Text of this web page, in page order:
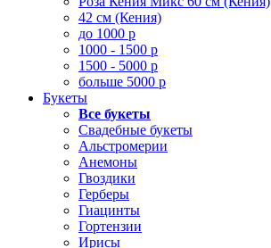
42 см (Кения)
до 1000 р
1000 - 1500 р
1500 - 5000 р
больше 5000 р
Букеты
Все букеты
Свадебные букеты
Альстромерии
Анемоны
Гвоздики
Герберы
Гиацинты
Гортензии
Ирисы